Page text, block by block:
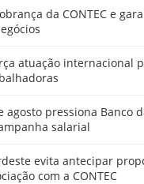
da CONTEC e
atuação internacional
agosto pressiona Banco
salarial
evita antecipar
com a CONTEC